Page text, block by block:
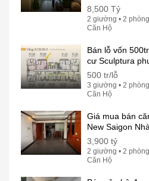
8,500 Tỷ
2 giường • 2
Căn Hộ
Bán lỗ vốn
cư Sculptura
500 tr/lỗ
3 giường • 2
Căn Hộ
Giá mua bán
New Saigon
3,900 tỷ
2 giường • 2
Căn Hộ